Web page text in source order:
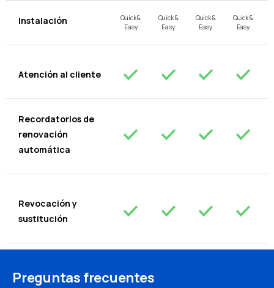
Instalación
Quick &
Easy
Quick &
Easy
Quick &
Easy
Quick &
Easy
Atención al cliente
Recordatorios de
renovación
automática
Revocación y
sustitución
Preguntas frecuentes